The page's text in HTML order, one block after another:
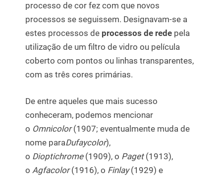
processo de cor fez com que novos
processos se seguissem. Designavam-se a
estes processos de processos de rede pela
utilização de um filtro de vidro ou película
coberto com pontos ou linhas transparentes,
com as três cores primárias.
De entre aqueles que mais sucesso
conheceram, podemos mencionar
o Omnicolor(1907; eventualmente muda de
nome paraDufaycolor),
o Dioptichrome(1909), o Paget(1913),
o Agfacolor(1916), o Finlay(1929) e